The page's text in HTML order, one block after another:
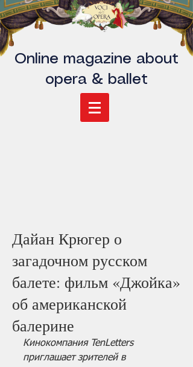
Online magazine about
opera & ballet
Дайан Крюгер о
загадочном русском
балете: фильм «Джойка»
об американской
балерине
Кинокомпания TenLetters
приглашает зрителей в